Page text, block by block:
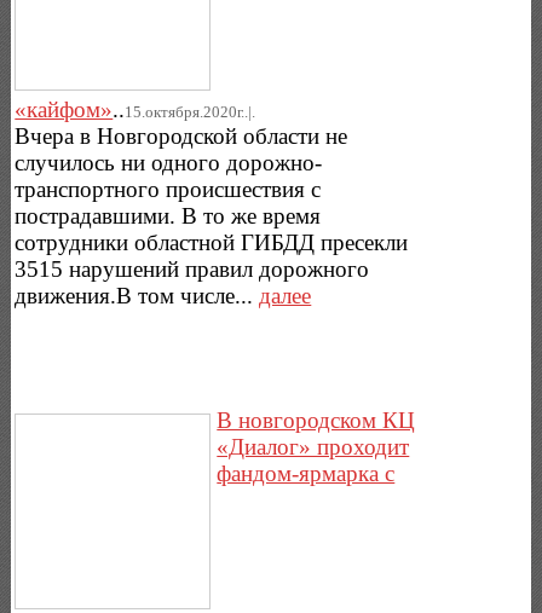
«кайфом»..15.октября.2020г..|.
Вчера в Новгородской области не
случилось ни одного дорожно-
транспортного происшествия с
пострадавшими. В то же время
сотрудники областной ГИБДД пресекли
3515 нарушений правил дорожного
движения.В том числе... далее
В новгородском КЦ
«Диалог» проходит
фандом-ярмарка с